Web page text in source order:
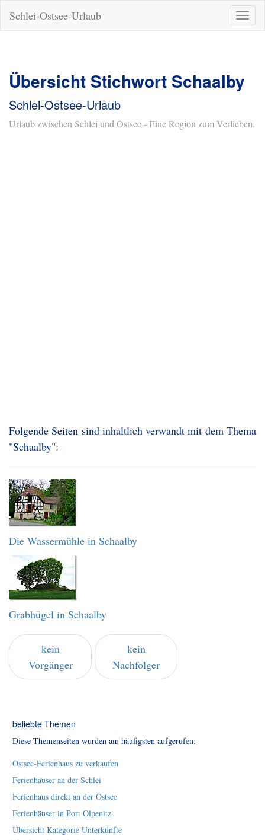
ein-/
Schlei-Ostsee-Urlaub
Übersicht Stichwort Schaalby
Schlei-Ostsee-Urlaub
Urlaub zwischen Schlei und Ostsee - Eine Region zum Verlieben.
Folgende Seiten sind inhaltlich verwandt mit dem Thema
"Schaalby":
Die Wassermühle in Schaalby
Grabhügel in Schaalby
kein
Vorgänger
kein
Nachfolger
beliebte Themen
Diese Themenseiten wurden am häufigsten aufgerufen:
Ostsee-Ferienhaus zu verkaufen
Ferienhäuser an der Schlei
Ferienhaus direkt an der Ostsee
Ferienhäuser in Port Olpenitz
Übersicht Kategorie Unterkünfte